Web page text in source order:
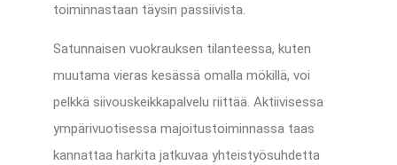
toiminnastaan täysin passiivista.
Satunnaisen vuokrauksen tilanteessa, kuten
muutama vieras kesässä omalla mökillä, voi
pelkkä siivouskeikkapalvelu riittää. Aktiivisessa
ympärivuotisessa majoitustoiminnassa taas
kannattaa harkita jatkuvaa yhteistyösuhdetta